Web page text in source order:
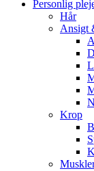
Personlig
Hår
Ansigt
Krop